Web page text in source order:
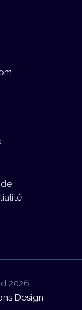
2026
Design